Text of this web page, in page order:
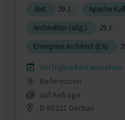
.Net 29 J. Apache
Architektur (allg.)
29 J.
Enterprise Architect (EA)
Verfügbarkeit einsehen
0
Referenzen
auf Anfrage
D-85221 Dachau